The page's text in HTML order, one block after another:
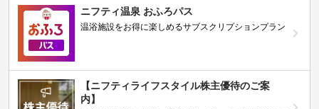
ニフティ温泉 おふろパス
温浴施設をお得に楽しめるサブスクリプションプラン
【ニフティライフスタイル株主優待のご案
内】